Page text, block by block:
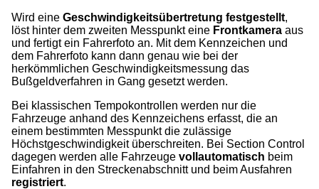
Wird eine Geschwindigkeitsübertretung festgestellt,
löst hinter dem zweiten Messpunkt eine Frontkamera aus
und fertigt ein Fahrerfoto an. Mit dem Kennzeichen und
dem Fahrerfoto kann dann genau wie bei der
herkömmlichen Geschwindigkeitsmessung das
Bußgeldverfahren in Gang gesetzt werden.
Bei klassischen Tempokontrollen werden nur die
Fahrzeuge anhand des Kennzeichens erfasst, die an
einem bestimmten Messpunkt die zulässige
Höchstgeschwindigkeit überschreiten. Bei Section Control
dagegen werden alle Fahrzeuge vollautomatisch beim
Einfahren in den Streckenabschnitt und beim Ausfahren
registriert.